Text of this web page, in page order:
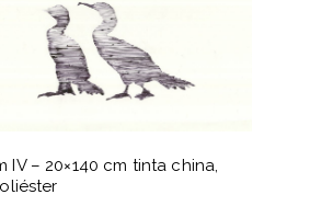
IV – 20×140 cm tinta china,